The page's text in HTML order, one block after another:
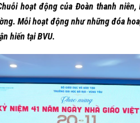
hoạt động của Đoàn thanh
Mỗi hoạt động như những đóa
hiến tại BVU.